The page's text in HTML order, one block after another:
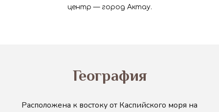
центр — город Актау.
География
Расположена к востоку от Каспийского моря на